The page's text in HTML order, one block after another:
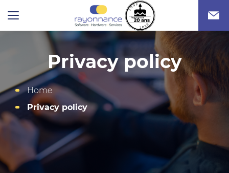
Privacy policy
Home
Privacy policy